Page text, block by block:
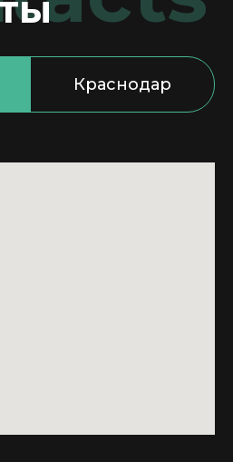
Краснодар